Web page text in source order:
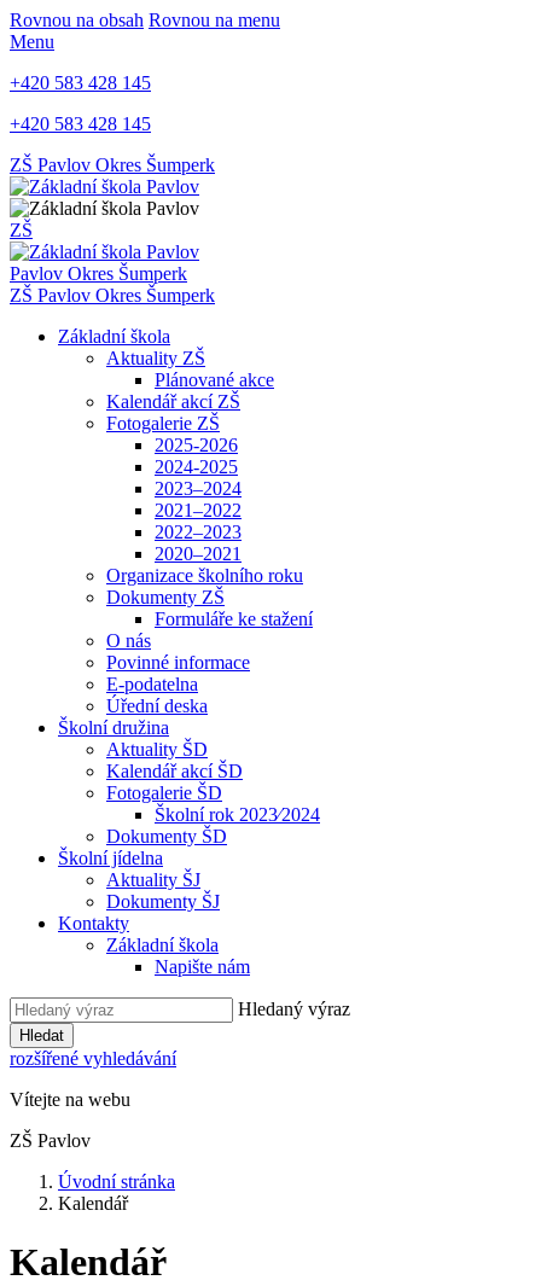
Rovnou na obsah Rovnou na menu
Menu
+420 583 428 145
+420 583 428 145
ZŠ Pavlov Okres Šumperk
ZŠ
Pavlov Okres Šumperk
ZŠ Pavlov Okres Šumperk
Základní škola
Aktuality ZŠ
Plánované akce
Kalendář akcí ZŠ
Fotogalerie ZŠ
2025-2026
2024-2025
2023–2024
2021–2022
2022–2023
2020–2021
Organizace školního roku
Dokumenty ZŠ
Formuláře ke stažení
O nás
Povinné informace
E-podatelna
Úřední deska
Školní družina
Aktuality ŠD
Kalendář akcí ŠD
Fotogalerie ŠD
Školní rok 2023⁄2024
Dokumenty ŠD
Školní jídelna
Aktuality ŠJ
Dokumenty ŠJ
Kontakty
Základní škola
Napište nám
Hledaný výraz
Hledat
rozšířené vyhledávání
Vítejte na webu
ZŠ Pavlov
Úvodní stránka
Kalendář
Kalendář